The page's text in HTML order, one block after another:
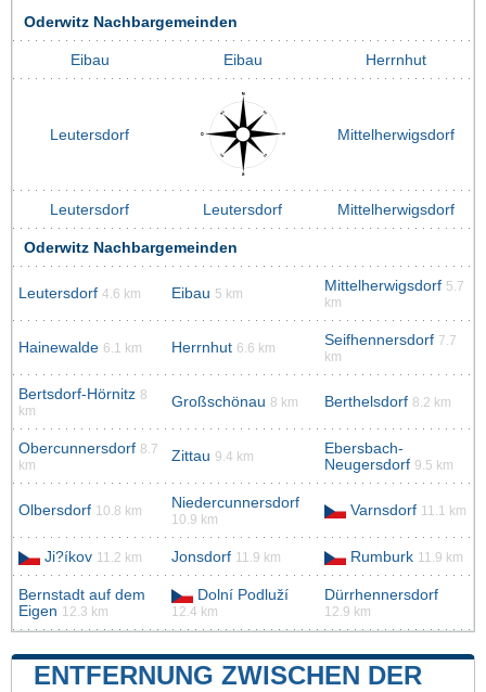
Oderwitz Nachbargemeinden
Eibau Eibau Herrnhut
Leutersdorf Mittelherwigsdorf
Leutersdorf Leutersdorf Mittelherwigsdorf
Oderwitz Nachbargemeinden
Leutersdorf 4.6 km Eibau 5 km Mittelherwigsdorf 5.7
km
Hainewalde 6.1 km Herrnhut 6.6 km Seifhennersdorf 7.7
km
Bertsdorf-Hörnitz 8
km
Großschönau 8 km Berthelsdorf 8.2 km
Obercunnersdorf 8.7
km
Zittau 9.4 km
Ebersbach-
Neugersdorf 9.5 km
Olbersdorf 10.8 km Niedercunnersdorf
10.9 km
Varnsdorf 11.1 km
Ji?íkov 11.2 km Jonsdorf 11.9 km Rumburk 11.9 km
Bernstadt auf dem
Eigen 12.3 km
Dolní Podluží
12.4 km
Dürrhennersdorf
12.9 km
ENTFERNUNG ZWISCHEN DER